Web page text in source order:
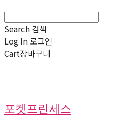
Search 검색
Log In 로그인
Cart장바구니
포켓프린세스